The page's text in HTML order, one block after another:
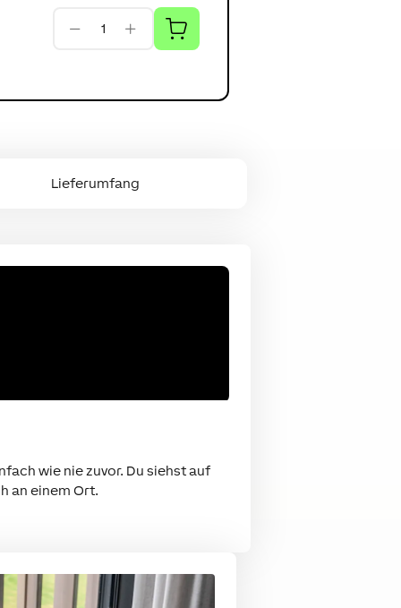
Lieferumfang
wie nie zuvor. Du siehst auf
an einem Ort.